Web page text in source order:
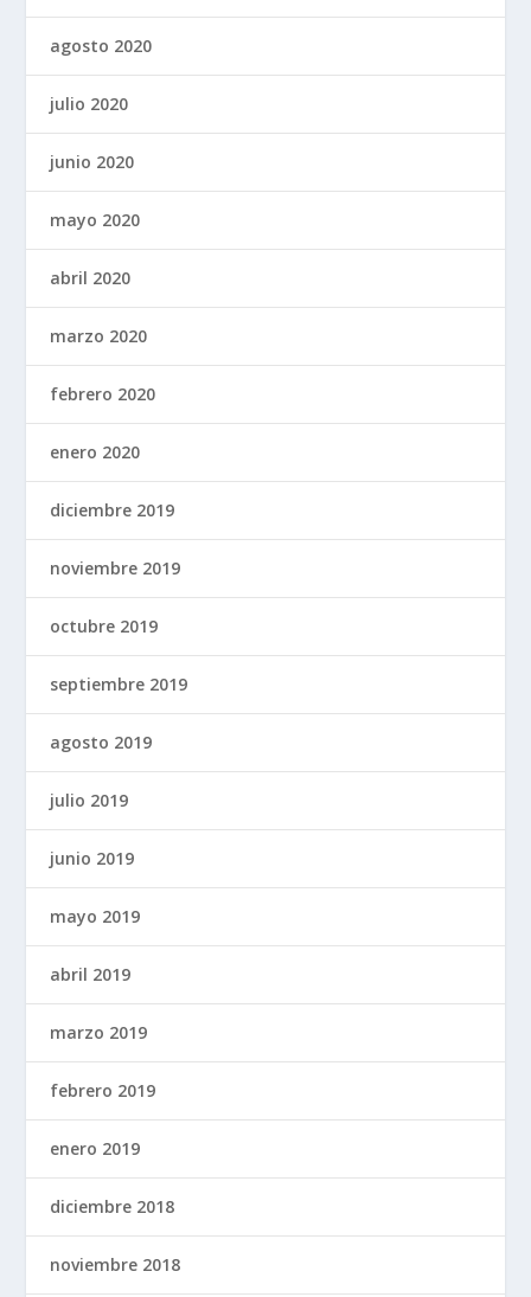
agosto 2020
julio 2020
junio 2020
mayo 2020
abril 2020
marzo 2020
febrero 2020
enero 2020
diciembre 2019
noviembre 2019
octubre 2019
septiembre 2019
agosto 2019
julio 2019
junio 2019
mayo 2019
abril 2019
marzo 2019
febrero 2019
enero 2019
diciembre 2018
noviembre 2018